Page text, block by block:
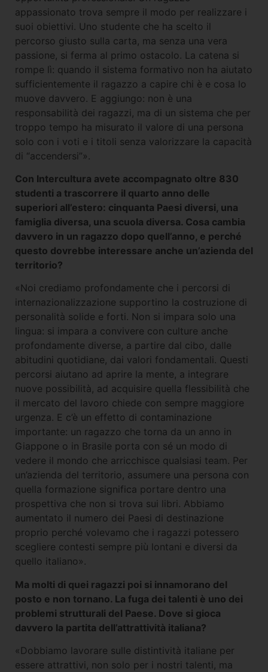
appassionato trova sempre il modo per realizzare i
suoi obiettivi. Uno studente che ha scelto il
percorso giusto sulla carta, ma senza una vera
passione, si ferma al primo ostacolo. La catena si
rompe lì: quando il sistema formativo non ha aiutato
sufficientemente il ragazzo a capire chi è e cosa lo
muove davvero. E aggiungo: non è una
responsabilità dei ragazzi, ma di un sistema che per
troppo tempo ha misurato il valore di una persona
solo con i voti e i titoli senza valorizzare la capacità
di “accendersi”».
Con Intercultura avete accompagnato oltre 830
studenti a trascorrere il quarto anno delle
superiori all’estero: cinquanta Paesi diversi, una
famiglia diversa, una scuola diversa. Cosa cambia
davvero in un ragazzo dopo quell’anno, e perché
questo dovrebbe interessare anche un’azienda del
territorio?
«Noi crediamo profondamente che i percorsi di
internazionalizzazione supportino la costruzione di
personalità solide e forti. Non si impara solo una
lingua: si impara a convivere con culture anche
profondamente diverse, a partire dal cibo, dalle
abitudini quotidiane, dai valori fondamentali. Questi
percorsi aiutano ad aprire la mente, a integrare
nuove possibilità, ad acquisire quella flessibilità che
il mercato del lavoro chiede con sempre maggiore
urgenza. E c’è un effetto di contaminazione
importante: un ragazzo che torna da un anno in
Giappone o in Brasile porta con sé un modo di
vedere il mondo che arricchisce qualsiasi team. Per
un’azienda del territorio, assumere una persona con
quella formazione significa portare dentro una
prospettiva che non si trova sui libri. Abbiamo
aumentato il numero dei Paesi di destinazione
proprio perché volevamo che i ragazzi potessero
scegliere contesti sempre più lontani e diversi da
quello italiano».
Ma molti di quei ragazzi poi si innamorano del
posto e non tornano. La fuga dei talenti è uno dei
problemi strutturali del Paese. Dove si gioca
davvero la partita dell’attrattività italiana?
«Dobbiamo lavorare sulle distintività italiane per
essere attrattivi, non solo per i nostri talenti, ma